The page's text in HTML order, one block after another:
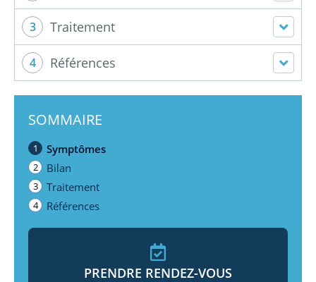
3 Traitement
4 Références
SOMMAIRE
1 Symptômes
2 Bilan
3 Traitement
4 Références
PRENDRE RENDEZ-VOUS